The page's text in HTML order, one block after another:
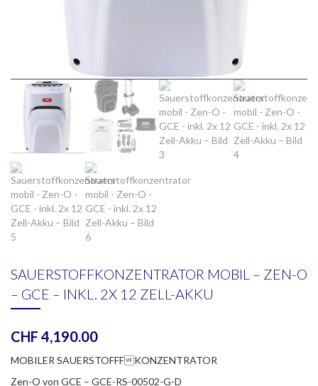
SAUERSTOFFKONZENTRATOR MOBIL – ZEN-O
– GCE – INKL. 2X 12 ZELL-AKKU
CHF 4,190.00
MOBILER SAUERSTOFFFKONZENTRATOR
Zen-O von GCE – GCE-RS-00502-G-D